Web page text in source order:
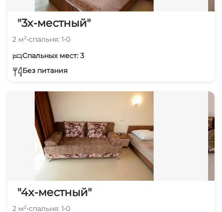
"3х-местный"
2 м²•спальня: 1•0
Спальных мест: 3
Без питания
"4х-местный"
2 м²•спальня: 1•0